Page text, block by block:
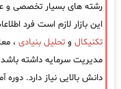
رشته های بسیار تخصصی و
این بازار لازم است فرد
تکنیکال و تحلیل بنیادی ،
مدیریت سرمایه داشته باشد
دانش بالایی نیاز دارد.